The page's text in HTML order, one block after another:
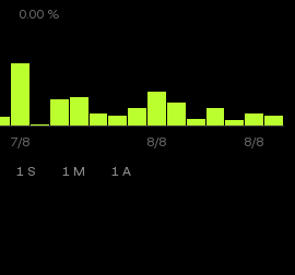
1 S 1 M 1 A